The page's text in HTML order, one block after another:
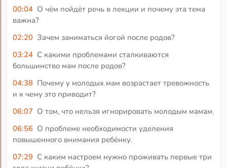
00:04 О чём пойдёт речь в лекции и почему эта тема
важна?
02:20 Зачем заниматься йогой после родов?
03:24 С какими проблемами сталкиваются
большинство мам после родов?
04:38 Почему у молодых мам возрастает тревожность
и к чему это приводит?
06:07 О том, что нельзя игнорировать молодым мамам.
06:56 О проблеме необходимости уделения
повышенного внимания ребёнку.
07:29 С каким настроем нужно проживать первые три